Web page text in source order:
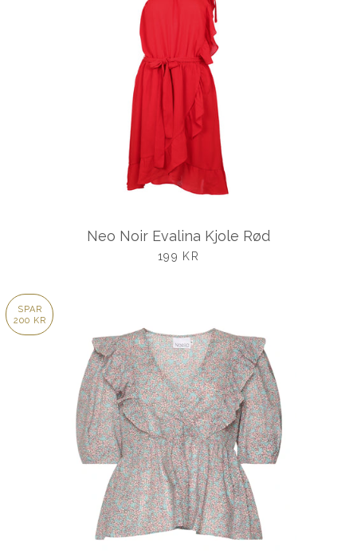
Neo Noir Evalina Kjole Rød
UDSALGSPRIS
199 KR
SPAR
200 KR